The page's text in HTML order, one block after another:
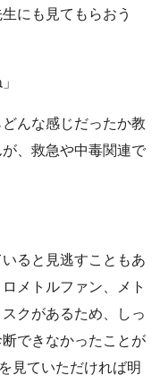
にも見てもらおう
んな感じだったか教
、救急や中毒関連で
ると見逃すこともあ
メトルファン、メト
クがあるため、しっ
できなかったことが
見ていただければ明